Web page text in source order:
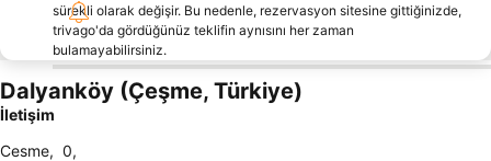
sürekli olarak değişir. Bu nedenle, rezervasyon sitesine gittiğinizde,
trivago'da gördüğünüz teklifin aynısını her zaman
bulamayabilirsiniz.
Dalyanköy (Çeşme, Türkiye)
İletişim
Cesme, 0,